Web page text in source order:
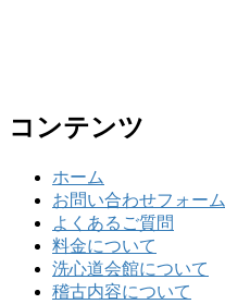
コンテンツ
ホーム
お問い合わせフォーム
よくあるご質問
料金について
洗心道会館について
稽古内容について